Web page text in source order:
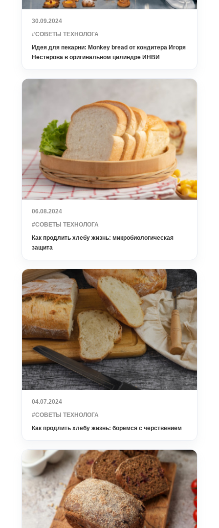
30.09.2024
#СОВЕТЫ ТЕХНОЛОГА
Идея для пекарни: Monkey bread от кондитера Игоря
Нестерова в оригинальном цилиндре ИНВИ
06.08.2024
#СОВЕТЫ ТЕХНОЛОГА
Как продлить хлебу жизнь: микробиологическая
защита
04.07.2024
#СОВЕТЫ ТЕХНОЛОГА
Как продлить хлебу жизнь: боремся с черствением